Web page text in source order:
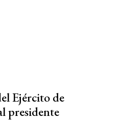
Ejército de
presidente